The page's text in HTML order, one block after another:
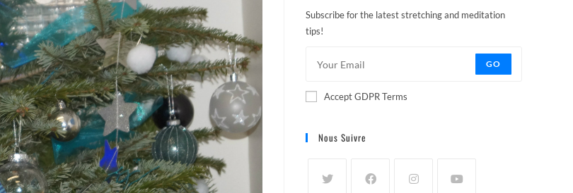
Subscribe for the latest stretching and meditation
tips!
GO
Accept GDPR Terms
Nous Suivre